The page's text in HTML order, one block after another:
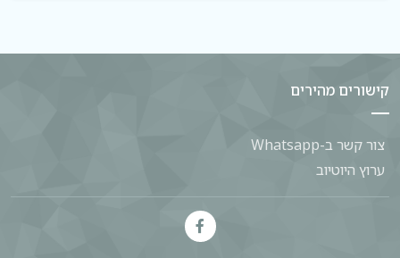
קישורים מהירים
צור קשר ב-Whatsapp
ערוץ היוטיוב
Facebook